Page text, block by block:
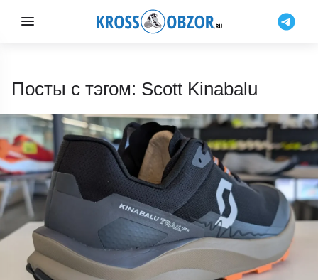
Посты с тэгом: Scott Kinabalu